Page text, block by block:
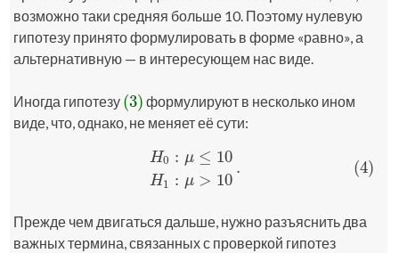
возможно таки средняя больше 10. Поэтому нулевую
гипотезу принято формулировать в форме «равно», а
альтернативную — в интересующем нас виде.
Иногда гипотезу (3)
(3) формулируют в несколько ином
виде, что, однако, не меняет её сути:
H0 : μ ≤ 10
H1 : μ > 10
. (4)
H0: μ≤10H 1:μ >
Прежде чем двигаться дальше, нужно разъяснить два
важных термина, связанных с проверкой гипотез